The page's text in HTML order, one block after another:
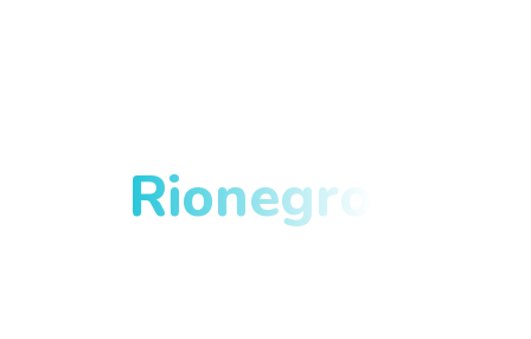
Rionegro
Oriente